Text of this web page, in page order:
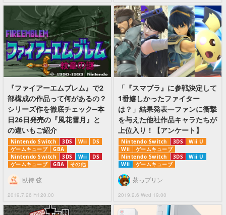
『ファイアーエムブレム』で2
部構成の作品って何があるの？
シリーズ作を徹底チェック─本
日26日発売の『風花雪月』と
の違いもご紹介
Nintendo Switch 3DS Wii
DS
ゲームキューブ
GBA
Nintendo Switch
3DS Wii
DS
ゲームキューブ
GBA その他
2019.7.26 Fri 20:00
臥待 弦
「『スマブラ』に参戦決定して
1番嬉しかったファイター
は？」結果発表―ファンに衝撃
を与えた他社作品キャラたちが
上位入り！【アンケート】
Nintendo Switch 3DS
Wii U
Wii
ゲームキューブ
Nintendo Switch
3DS
Wii U
Wii
ゲームキューブ
2019.2.6 Wed 19:00
茶っプリン